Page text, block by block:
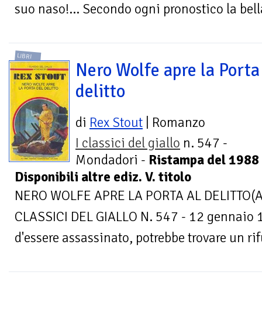
suo naso!... Secondo ogni pronostico la
LIBRI
Nero Wolfe apre la
delitto
di Rex Stout | Romanzo
I classici del giallo n. 547 -
Mondadori - Ristampa del
Disponibili altre ediz. V. titolo
NERO WOLFE APRE LA PORTA AL
CLASSICI DEL GIALLO N. 547 - 12
d'essere assassinato, potrebbe trovare un